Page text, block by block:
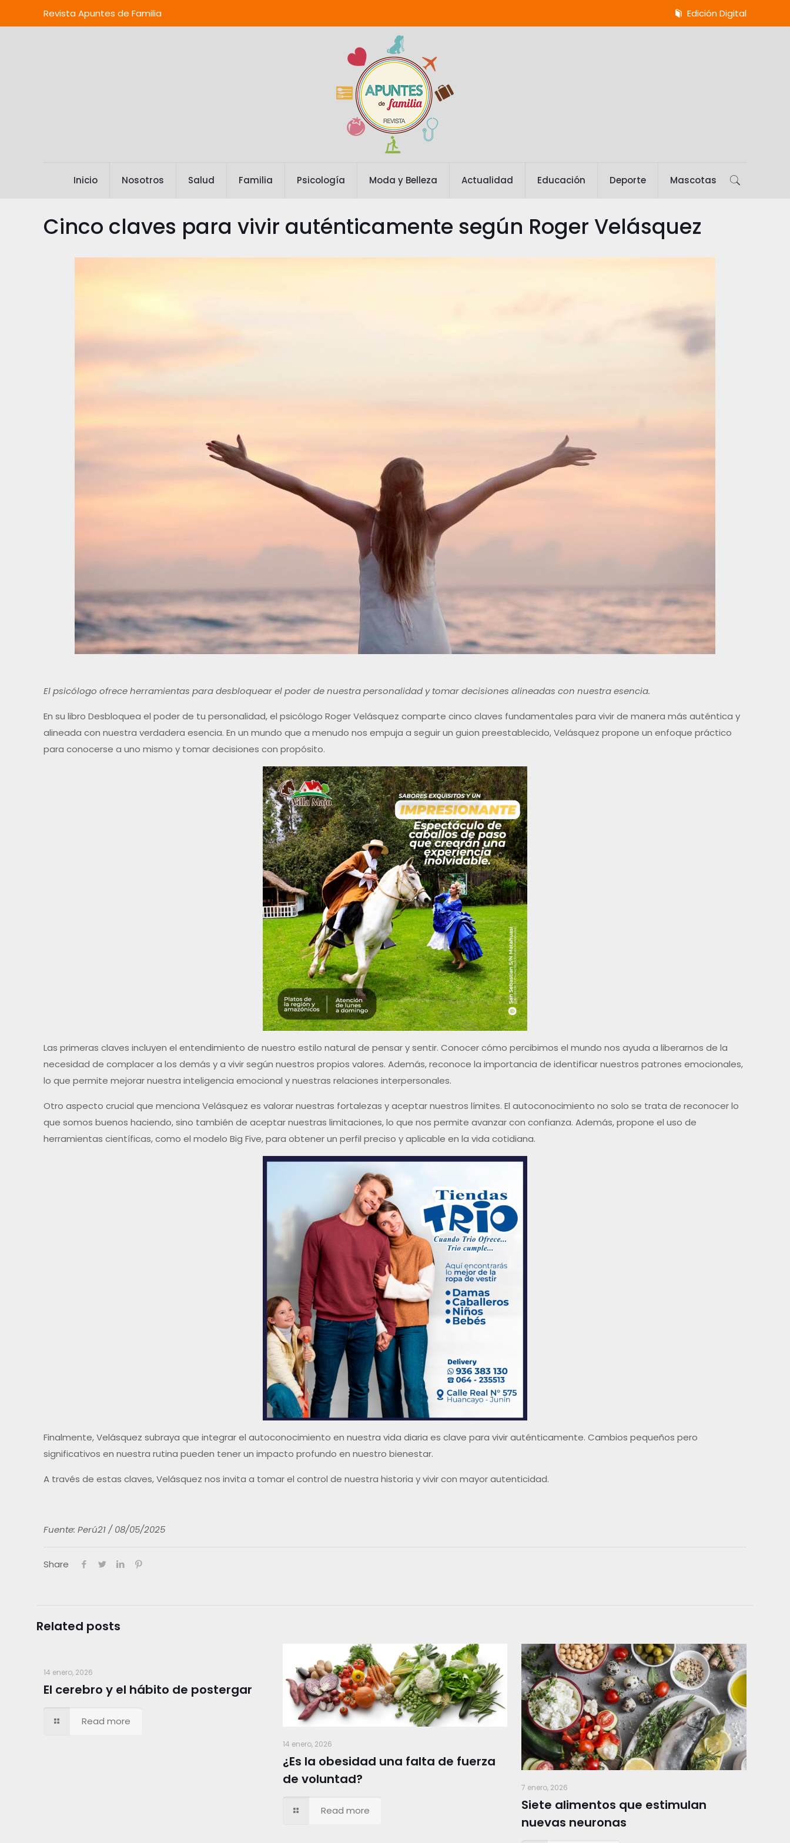
Revista Apuntes de Familia Edición Digital
Inicio Nosotros Salud Familia Psicología Moda y Belleza Actualidad Educación Deporte Mascotas
Cinco claves para vivir auténticamente según Roger Velásquez
El psicólogo ofrece herramientas para desbloquear el poder de nuestra personalidad y tomar decisiones alineadas con nuestra esencia.
En su libro Desbloquea el poder de tu personalidad, el psicólogo Roger Velásquez comparte cinco claves fundamentales para vivir de manera más auténtica y
alineada con nuestra verdadera esencia. En un mundo que a menudo nos empuja a seguir un guion preestablecido, Velásquez propone un enfoque práctico
para conocerse a uno mismo y tomar decisiones con propósito.
Las primeras claves incluyen el entendimiento de nuestro estilo natural de pensar y sentir. Conocer cómo percibimos el mundo nos ayuda a liberarnos de la
necesidad de complacer a los demás y a vivir según nuestros propios valores. Además, reconoce la importancia de identificar nuestros patrones emocionales,
lo que permite mejorar nuestra inteligencia emocional y nuestras relaciones interpersonales.
Otro aspecto crucial que menciona Velásquez es valorar nuestras fortalezas y aceptar nuestros límites. El autoconocimiento no solo se trata de reconocer lo
que somos buenos haciendo, sino también de aceptar nuestras limitaciones, lo que nos permite avanzar con confianza. Además, propone el uso de
herramientas científicas, como el modelo Big Five, para obtener un perfil preciso y aplicable en la vida cotidiana.
Finalmente, Velásquez subraya que integrar el autoconocimiento en nuestra vida diaria es clave para vivir auténticamente. Cambios pequeños pero
significativos en nuestra rutina pueden tener un impacto profundo en nuestro bienestar.
A través de estas claves, Velásquez nos invita a tomar el control de nuestra historia y vivir con mayor autenticidad.
Fuente: Perú21 / 08/05/2025
Share
Related posts
14 enero, 2026
El cerebro y el hábito de postergar
Read more
14 enero, 2026
¿Es la obesidad una falta de fuerza
de voluntad?
Read more
7 enero, 2026
Siete alimentos que estimulan
nuevas neuronas